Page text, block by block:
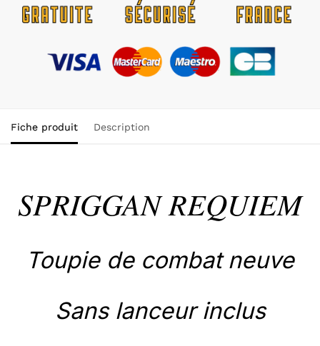
Fiche produit Description
SPRIGGAN REQUIEM
Toupie de combat neuve
Sans lanceur inclus